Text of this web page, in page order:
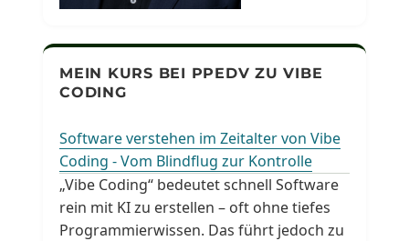
MEIN KURS BEI PPEDV ZU VIBE
CODING
Software verstehen im Zeitalter von Vibe
Coding - Vom Blindflug zur Kontrolle
„Vibe Coding“ bedeutet schnell Software
rein mit KI zu erstellen – oft ohne tiefes
Programmierwissen. Das führt jedoch zu